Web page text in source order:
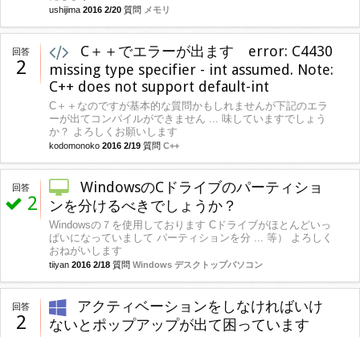
ushijima 2016 2/20 質問 メモリ
回答
2
C＋＋でエラーが出ます error: C4430
missing type specifier - int assumed. Note:
C++ does not support default-int
C＋＋なのですが基本的な質問かもしれませんが下記のエラ
ーが出てコンパイルができません ... 味していますでしょう
か？ よろしくお願いします
kodomonoko 2016 2/19 質問 C++
回答
2
WindowsのCドライブのパーティショ
ンを分けるべきでしょうか？
Windowsの７を使用しております Cドライブがほとんどいっ
ぱいになっていまして パーティションを分 ... 等） よろしく
おねがいします
tiiyan 2016 2/18 質問 Windows デスクトップパソコン
回答
2
アクティベーションをしなければいけ
ないとポップアップが出て困っています